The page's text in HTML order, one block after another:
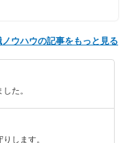
ウハウの記事をもっと見る
た。
します。